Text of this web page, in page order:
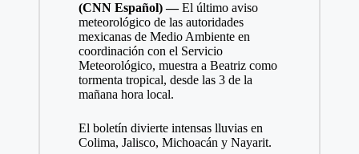
(CNN Español) —El último aviso
meteorológico de las autoridades
mexicanas de Medio Ambiente en
coordinación con el Servicio
Meteorológico, muestra a Beatriz como
tormenta tropical, desde las 3 de la
mañana hora local.
El boletín divierte intensas lluvias en
Colima, Jalisco, Michoacán y Nayarit.